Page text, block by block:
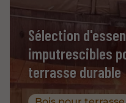
Sélection
imputrescibles
terrasse durable